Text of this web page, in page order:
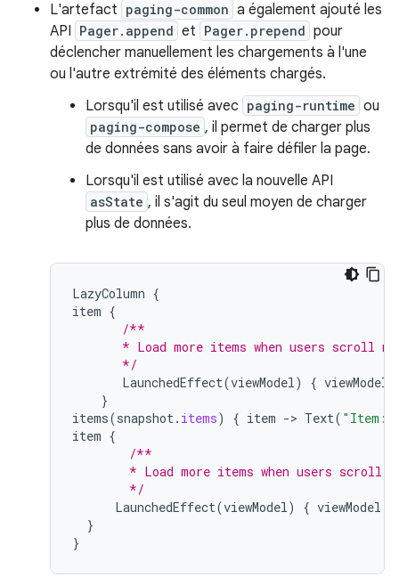
L'artefact paging-common a également ajouté les
API Pager.append et Pager.prepend pour
déclencher manuellement les chargements à l'une
ou l'autre extrémité des éléments chargés.
Lorsqu'il est utilisé avec paging-runtime ou
paging-compose , il permet de charger plus
de données sans avoir à faire défiler la page.
Lorsqu'il est utilisé avec la nouvelle API
asState , il s'agit du seul moyen de charger
plus de données.
LazyColumn {
item {
/**
* Load more items when users scroll
       */
LaunchedEffect(viewModel) { viewModel
}
items(snapshot. items) { item -> Text( "Item:
item {
/**
* Load more items when users scroll
        */
LaunchedEffect(viewModel) { viewModel
}
}